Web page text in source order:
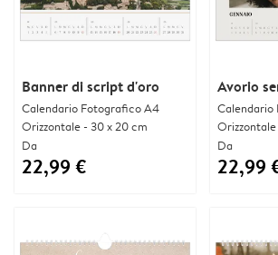
Banner di script d'oro
Calendario Fotografico A4
Orizzontale - 30 x 20 cm
Da
22,99 €
Avorio
Da
22,99